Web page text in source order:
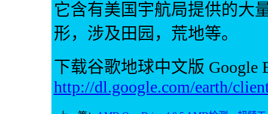
它含有美国宇航局提供的大
形，涉及田园，荒地等。
下载谷歌地球中文版 Google
http://dl.google.com/earth/